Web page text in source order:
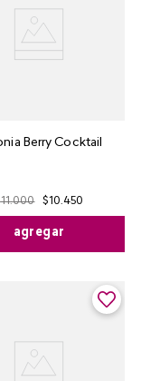
Berry Cocktail
11.000 $10.450
agregar